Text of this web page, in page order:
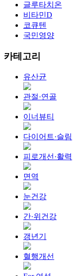
글루타치온
비타민D
코큐텐
국민영양
카테고리
유산균
관절·연골
이너뷰티
다이어트·슬림
피로개선·활력
면역
눈건강
간·위건강
갱년기
혈행개선